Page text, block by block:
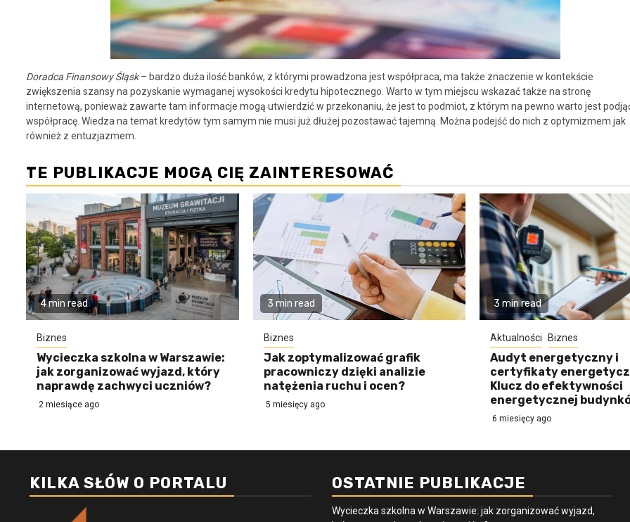
Doradca Finansowy Śląsk– bardzo duża ilość banków, z którymi prowadzona jest współpraca, ma także znaczenie w kontekście
zwiększenia szansy na pozyskanie wymaganej wysokości kredytu hipotecznego. Warto w tym miejscu wskazać także na stronę
internetową, ponieważ zawarte tam informacje mogą utwierdzić w przekonaniu, że jest to podmiot, z którym na pewno warto jest
współpracę. Wiedza na temat kredytów tym samym nie musi już dłużej pozostawać tajemną. Można podejść do nich z optymizmem jak
również z entuzjazmem.
TE PUBLIKACJE MOGĄ CIĘ ZAINTERESOWAĆ
4 min read
Biznes
Wycieczka szkolna w Warszawie:
jak zorganizować wyjazd, który
naprawdę zachwyci uczniów?
2 miesiące ago
3 min read
Biznes
Jak zoptymalizować grafik
pracowniczy dzięki analizie
natężenia ruchu i ocen?
5 miesięcy ago
3 min read
Aktualności Biznes
Audyt energetyczny i
certyfikaty
Klucz do efektywności
energetycznej
6 miesięcy ago
KILKA SŁÓW O PORTALU OSTATNIE PUBLIKACJE
Wycieczka szkolna w Warszawie: jak zorganizować wyjazd,